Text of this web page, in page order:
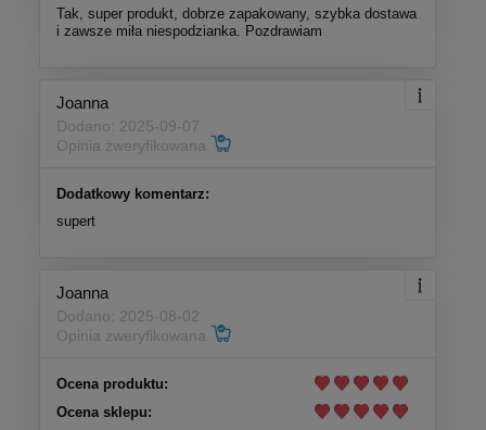
Tak, super produkt, dobrze zapakowany, szybka dostawa
i zawsze miła niespodzianka. Pozdrawiam
Joanna
Dodano: 2025-09-07
Opinia zweryfikowana
Dodatkowy komentarz:
supert
Joanna
Dodano: 2025-08-02
Opinia zweryfikowana
Ocena produktu:
Ocena sklepu: